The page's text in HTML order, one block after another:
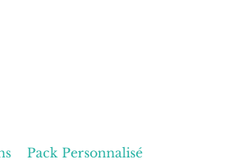
Pack Personnalisé